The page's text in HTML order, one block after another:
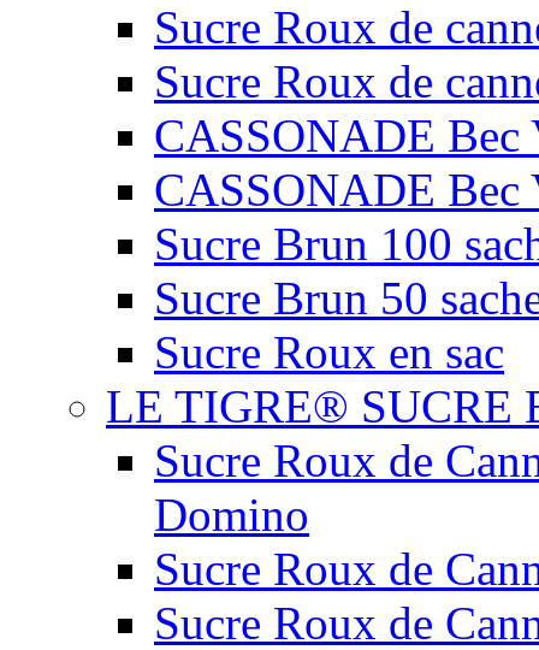
Sucre Roux de
Sucre Roux de
CASSONADE Bec
CASSONADE Bec
Sucre Brun 100
Sucre Brun 50
Sucre Roux en sac
LE TIGRE® SUCRE
Sucre Roux de
Domino
Sucre Roux de
Sucre Roux de